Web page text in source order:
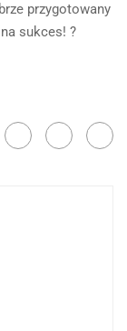
przygotowany
sukces! ?